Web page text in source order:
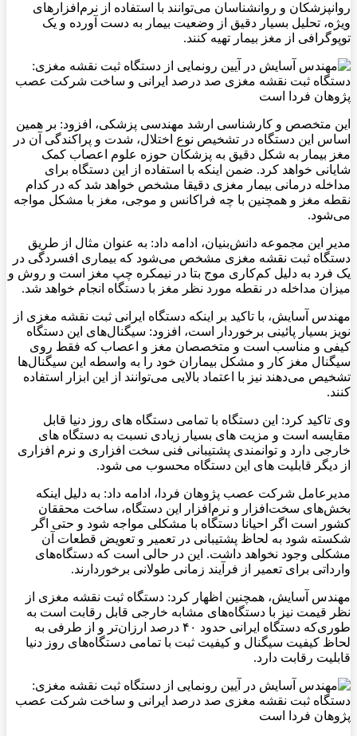
روانپزشکان و روانشناسان می‌توانند با استفاده از نرم‌افزارهای
ویژه، تحلیل بسیار دقیق از وضعیت بیمار به دست آورده و یک
توپوگرافی از مغز بیمار تهیه کنند.
این متخصص و کارشناسی ارشد مهندسی پزشکی، افزود: بر همین
اساس این دستگاه در تشخیص نوع اختلال، شدت و پراکندگی آن در
مغز بیمار به شکل دقیق به پزشکان حوزه علوم اعصاب کمک
شایانی خواهد کرد. ضمن اینکه با استفاده از این دستگاه برای
مداخله درمانی بیمار مغزی دقیقا مشخص خواهد شد که در کدام
نقطه مغز و همچنین با چه فراکانس و موجی، مغز با مشکل مواجه
می‌شود.
مدیر این مجموعه دانش‌بنیان، ادامه داد: به عنوان مثال از طریق
دستگاه ثبت نقشه مغزی مشخص می‌شود که بیماری افسردگی در
یک فرد به دلیل کم‌کاری موج بتا در نیمکره چپ مغز است و روش و
میزان مداخله در نقطه مورد نظر مغز با دستگاه انجام خواهد شد.
مهندس آسایش، با تاکید بر اینکه دستگاه ایرانی ثبت نقشه مغزی از
نویز بسیار پائینی برخوردار است، افزود: سیگنال‌های این دستگاه
کیفی و مناسب است و متخصصان مغز و اعصاب که فقط روی
سیگنال مغز کار و مشکل بیماران خود را به واسطه این سیگنال‌ها
تشخیص می‌دهند نیز با اعتماد بالایی می‌توانند از این ابزار استفاده
کنند.
وی تاکید کرد: این دستگاه با تمامی دستگاه های روز دنیا قابل
مقایسه است و مزیت های بسیار زیادی نسبت به دستگاه های
خارجی دارد و توانمندی پشتیبانی فنی سخت افزاری و نرم افزاری
از دیگر قابلیت های این دستگاه محسوب می شود.
مدیرعامل شرکت عصب پژوهان فردا، ادامه داد: به دلیل اینکه
بخش‌های سخت‌افزار و نرم‌افزار این دستگاه، ساخت محققان
کشور است اگر احیانا دستگاه با مشکلی مواجه شود و حتی اگر
شکسته شود به لحاظ پشتیبانی در تعمیر و تعویض قطعات آن
مشکلی وجود نخواهد داشت. این در حالی است که دستگاه‌های
وارداتی برای تعمیر از فرآیند زمانی طولانی برخوردارند.
مهندس آسایش، همچنین اظهار کرد: دستگاه ثبت نقشه مغزی از
نظر قیمت نیز با دستگاه‌های مشابه خارجی قابل رقابت است به
طوری‌که دستگاه ایرانی حدود ۴۰ درصد ارزان‌تر و از طرفی به
لحاظ کیفیت سیگنال و کیفیت ثبت با تمامی دستگاه‌های روز دنیا
قابلیت رقابت دارد.